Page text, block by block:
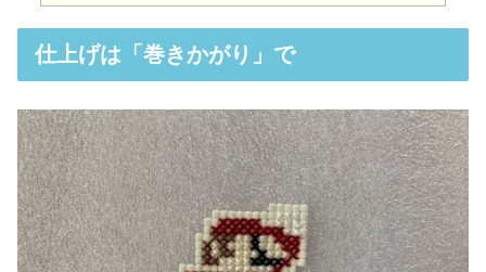
仕上げは「巻きかがり」で